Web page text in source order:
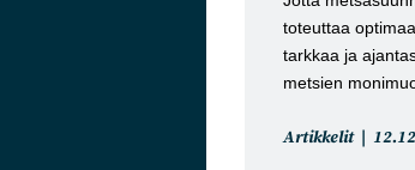
toteuttaa
tarkkaa ja
metsien
Artikkelin
Artikkelit